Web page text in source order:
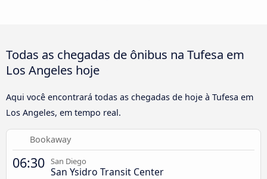
Todas as chegadas de ônibus na Tufesa em
Los Angeles hoje
Aqui você encontrará todas as chegadas de hoje à Tufesa em
Los Angeles, em tempo real.
Bookaway
06:30 San Diego
San Ysidro Transit Center